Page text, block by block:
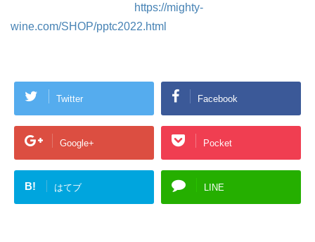
https://mighty-
wine.com/SHOP/pptc2022.html
Twitter Facebook
Google+ Pocket
B! はてブ LINE